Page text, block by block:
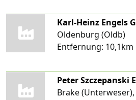
Karl-Heinz Engels
Oldenburg (Oldb)
Entfernung: 10,1km
Peter
Brake